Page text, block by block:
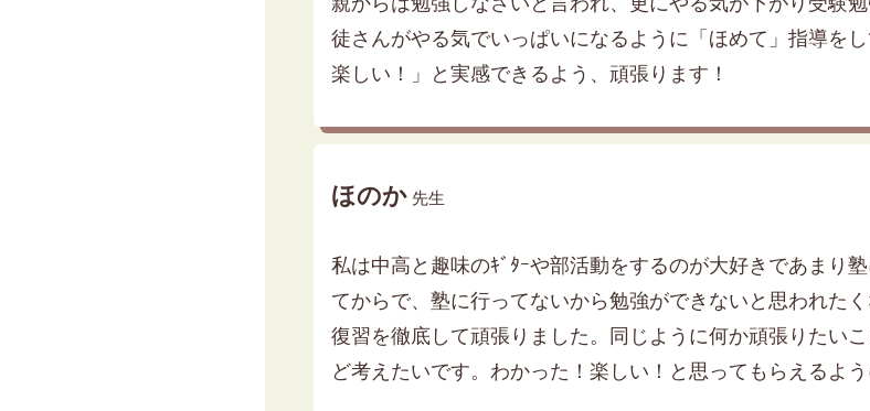
徒さんがやる気でいっぱいになるように「ほめて」指導を
楽しい！」と実感できるよう、頑張ります！
ほのか 先生
私は中高と趣味のｷﾞﾀｰや部活動をするのが大好きであまり
てからで、塾に行ってないから勉強ができないと思われた
復習を徹底して頑張りました。同じように何か頑張りたい
ど考えたいです。わかった！楽しい！と思ってもらえるよ